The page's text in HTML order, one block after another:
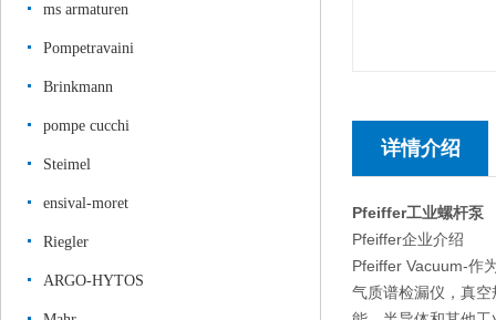
ms armaturen
Pompetravaini
Brinkmann
pompe cucchi
Steimel
ensival-moret
Riegler
ARGO-HYTOS
详情介绍
Pfeiffer工业螺杆泵
Pfeiffer企业介绍
Pfeiffer Vacuum-作
气质谱检漏仪，真